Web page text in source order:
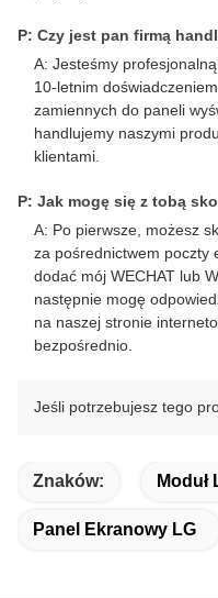
P: Czy jest pan firmą
A: Jesteśmy
10-letnim
zamiennych do paneli
handlujemy naszymi
klientami.
P: Jak mogę się z tobą
A: Po pierwsze, możesz
za pośrednictwem poczty
dodać mój WECHAT lub
następnie mogę
na naszej stronie
bezpośrednio.
Jeśli potrzebujesz tego
Znaków: Moduł
Panel Ekranowy LG